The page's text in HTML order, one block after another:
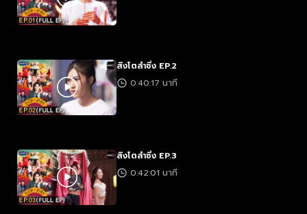
สิงโตลำซิ่ง EP.2
0:40:17 นาที
สิงโตลำซิ่ง EP.3
0:42:01 นาที